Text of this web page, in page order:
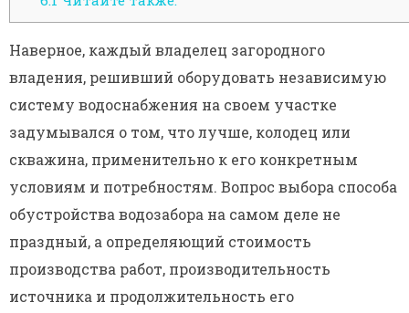
Наверное, каждый владелец загородного
владения, решивший оборудовать независимую
систему водоснабжения на своем участке
задумывался о том, что лучше, колодец или
скважина, применительно к его конкретным
условиям и потребностям. Вопрос выбора способа
обустройства водозабора на самом деле не
праздный, а определяющий стоимость
производства работ, производительность
источника и продолжительность его